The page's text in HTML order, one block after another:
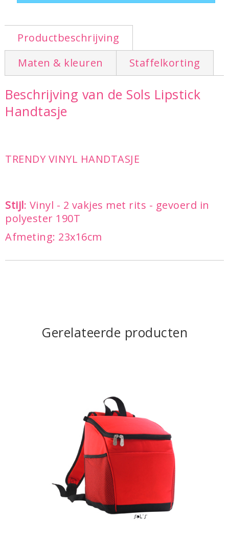
Productbeschrijving
Maten & kleuren
Staffelkorting
Beschrijving van de Sols Lipstick
Handtasje
TRENDY VINYL HANDTASJE
Stijl: Vinyl - 2 vakjes met rits - gevoerd in
polyester 190T
Afmeting: 23x16cm
Gerelateerde producten